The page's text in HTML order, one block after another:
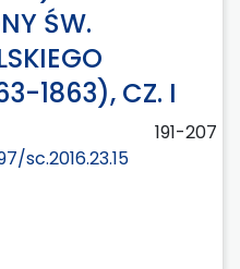
ŚW.
1863), CZ. I
191-207
sc.2016.23.15